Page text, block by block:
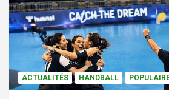
ACTUALITÉS HANDBALL